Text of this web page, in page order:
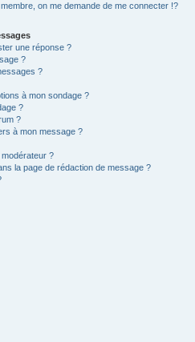
membre, on me demande de me connecter !?
une réponse ?
?
?
à mon sondage ?
?
?
à mon message ?
?
la page de rédaction de message ?